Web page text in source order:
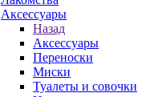
Аксессуары
Назад
Аксессуары
Переноски
Миски
Туалеты и совочки